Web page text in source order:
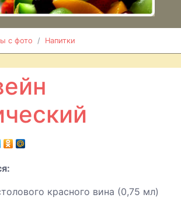
с фото Напитки
красного вина (0,75 мл)